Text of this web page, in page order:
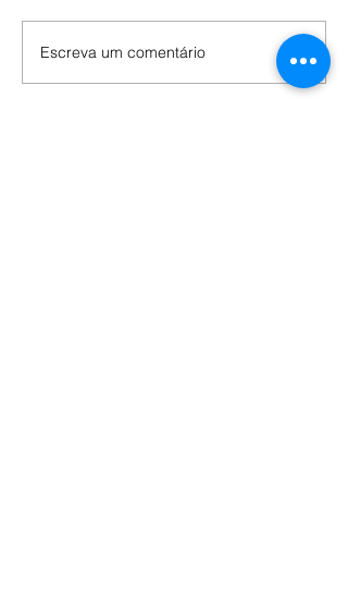
Escreva um comentário